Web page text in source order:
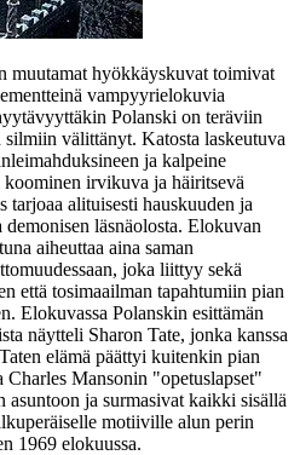
muutamat hyökkäyskuvat toimivat
vampyyrielokuvia
Polanski on teräviin
välittänyt. Katosta laskeutuva
ja kalpeine
koominen irvikuva ja häiritsevä
alituisesti hauskuuden ja
läsnäolosta. Elokuvan
aiheuttaa aina saman
joka liittyy sekä
että tosimaailman tapahtumiin pian
Elokuvassa Polanskin esittämän
näytteli Sharon Tate, jonka kanssa
elämä päättyi kuitenkin pian
Charles Mansonin "opetuslapset"
asuntoon ja surmasivat kaikki sisällä
motiiville alun perin
1969 elokuussa.